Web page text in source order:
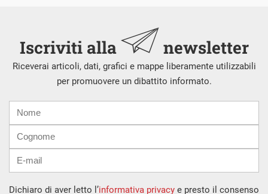
Iscriviti alla newsletter
Riceverai articoli, dati, grafici e mappe liberamente utilizzabili
per promuovere un dibattito informato.
mail
Dichiaro di aver letto l’informativa privacy e presto il consenso